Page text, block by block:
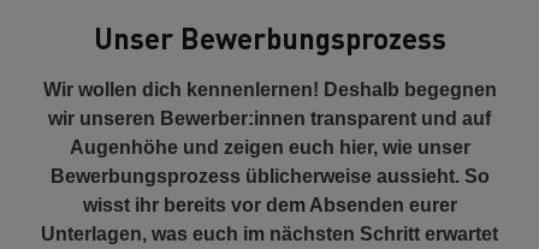
Unser Bewerbungsprozess
Wir wollen dich kennenlernen! Deshalb begegnen
wir unseren Bewerber:innen transparent und auf
Augenhöhe und zeigen euch hier, wie unser
Bewerbungsprozess üblicherweise aussieht. So
wisst ihr bereits vor dem Absenden eurer
Unterlagen, was euch im nächsten Schritt erwartet